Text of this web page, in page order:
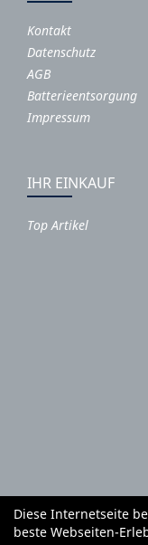
Kontakt
Datenschutz
AGB
Batterieentsorgung
Impressum
IHR EINKAUF
Top Artikel
Autoteile
Fahrradzubehör
Diese Internetseite
beste Webseiten-